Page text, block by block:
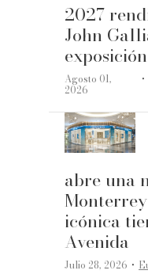
2027
John
exposición
Agosto 01,
2026
abre una
icónica
Avenida
Julio 28, 2026 ·